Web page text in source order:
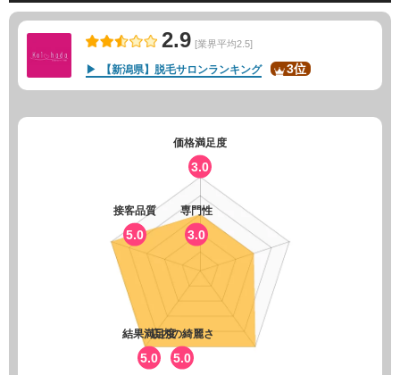
2.9 [業界平均2.5]
【新潟県】脱毛サロンランキング 3位
価格満足度
3.0
専門性
3.0
店内の綺麗さ
5.0
結果満足度
5.0
接客品質
5.0